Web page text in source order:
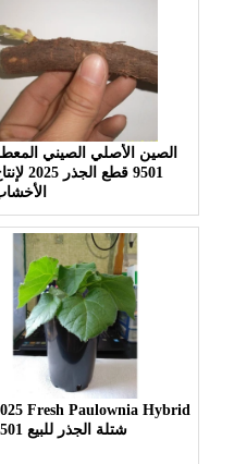
الصين الأصلي الصيني
9501 قطع الجذر 2025
Fresh Paulownia Hybrid
9501 شتلة الجذر للبيع